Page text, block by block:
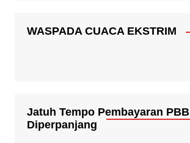
WASPADA CUACA EKSTRIM
Jatuh Tempo Pembayaran PBB
Diperpanjang